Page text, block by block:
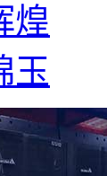
煌
玉